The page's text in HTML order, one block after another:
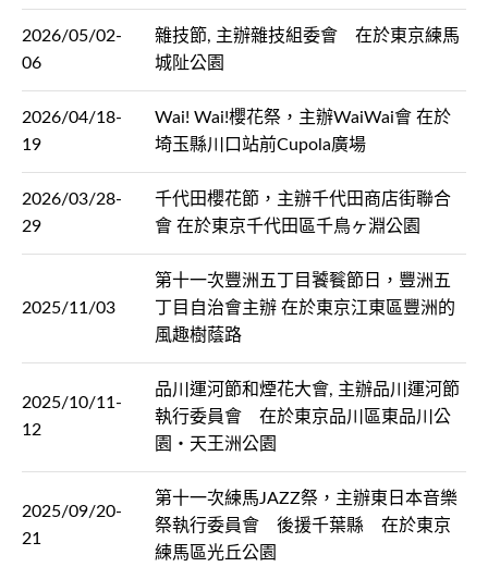
2026/05/02-
06
雜技節, 主辦雜技組委會 在於東京練馬
城阯公園
2026/04/18-
19
Wai! Wai!櫻花祭，主辦WaiWai會 在於
埼玉縣川口站前Cupola廣場
2026/03/28-
29
千代田櫻花節，主辦千代田商店街聯合
會 在於東京千代田區千鳥ヶ淵公園
2025/11/03
第十一次豐洲五丁目饕餮節日，豐洲五
丁目自治會主辦 在於東京江東區豐洲的
風趣樹蔭路
2025/10/11-
12
品川運河節和煙花大會, 主辦品川運河節
執行委員會 在於東京品川區東品川公
園・天王洲公園
2025/09/20-
21
第十一次練馬JAZZ祭，主辦東日本音樂
祭執行委員會 後援千葉縣 在於東京
練馬區光丘公園